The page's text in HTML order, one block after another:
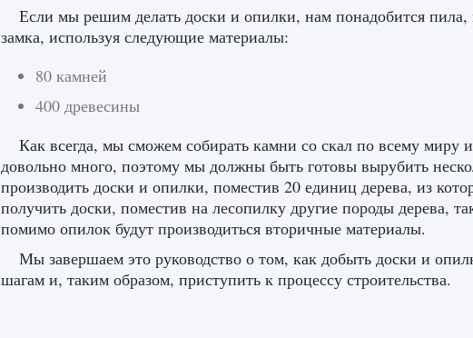
Если мы решим делать доски и опилки, нам понадобится
замка, используя следующие материалы:
80 камней
400 древесины
Как всегда, мы сможем собирать камни со скал по всему миру
довольно много, поэтому мы должны быть готовы вырубить
производить доски и опилки, поместив 20 единиц дерева, из
получить доски, поместив на лесопилку другие породы дерева,
помимо опилок будут производиться вторичные материалы.
Мы завершаем это руководство о том, как добыть доски и
шагам и, таким образом, приступить к процессу строительства.